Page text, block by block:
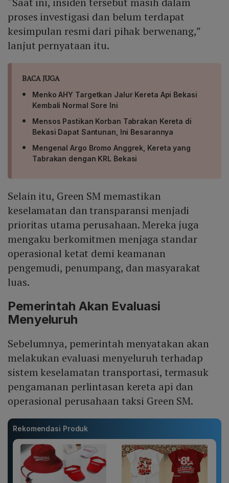
proses investigasi dan belum terdapat
kesimpulan resmi dari pihak berwenang,”
lanjut pernyataan itu.
BACA JUGA
Menko AHY Targetkan Jalur Kereta Api Bekasi
Kembali Normal Sore Ini
Mensos Pastikan Korban Tabrakan Kereta di
Bekasi Dapat Santunan, Ini Besarannya
Mengenal Argo Bromo Anggrek, Kereta yang
Tabrakan dengan KRL Bekasi
Selain itu, Green SM memastikan
keselamatan dan transparansi menjadi
prioritas utama perusahaan. Mereka juga
mengaku berkomitmen menjaga standar
operasional ketat demi keamanan
pengemudi, penumpang, dan masyarakat
luas.
Pemerintah Akan Evaluasi
Menyeluruh
Sebelumnya, pemerintah menyatakan akan
melakukan evaluasi menyeluruh terhadap
sistem keselamatan transportasi, termasuk
pengamanan perlintasan kereta api dan
operasional perusahaan taksi Green SM.
Rekomendasi Produk